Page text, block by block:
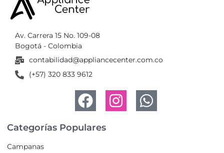
Av. Carrera 15 No. 109-08
Bogotá - Colombia
contabilidad@appliancecenter.com.co
(+57) 320 833 9612
Categorías Populares
Campanas